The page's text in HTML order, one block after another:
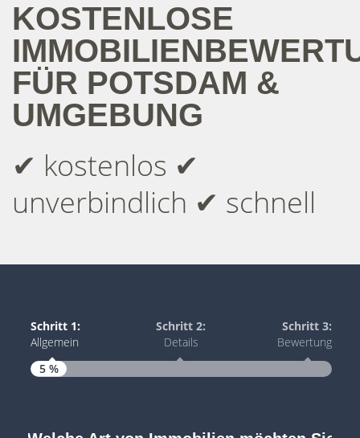
KOSTENLOSE
FÜR POTSDAM &
UMGEBUNG
✔ kostenlos ✔
unverbindlich ✔ schnell
Schritt 1:
Allgemein
Schritt 2:
Details
Schritt 3:
Bewertung
5 %